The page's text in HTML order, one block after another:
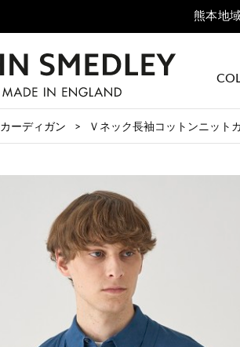
熊本地
カーディガン Ｖネック長袖コットンニット